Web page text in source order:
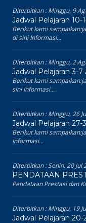
Diterbitkan :Minggu, 9
Jadwal Pelajaran
Berikut kami
di sini Informasi...
Diterbitkan :Minggu, 2
Jadwal Pelajaran 3-
Berikut kami
sini Informasi...
Diterbitkan :Minggu, 26
Jadwal Pelajaran 27-
Berikut kami
Informasi...
Diterbitkan :Senin, 20 Jul
PENDATAAN
Pendataan Prestasi dan
Diterbitkan :Minggu, 19
Jadwal Pelajaran 20-